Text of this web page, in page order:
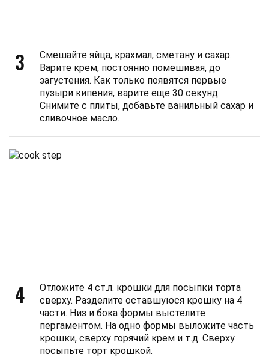
3
Смешайте яйца, крахмал, сметану и сахар.
Варите крем, постоянно помешивая, до
загустения. Как только появятся первые
пузыри кипения, варите еще 30 секунд.
Снимите с плиты, добавьте ванильный сахар и
сливочное масло.
4
Отложите 4 ст.л. крошки для посыпки торта
сверху. Разделите оставшуюся крошку на 4
части. Низ и бока формы выстелите
пергаментом. На одно формы выложите часть
крошки, сверху горячий крем и т.д. Сверху
посыпьте торт крошкой.